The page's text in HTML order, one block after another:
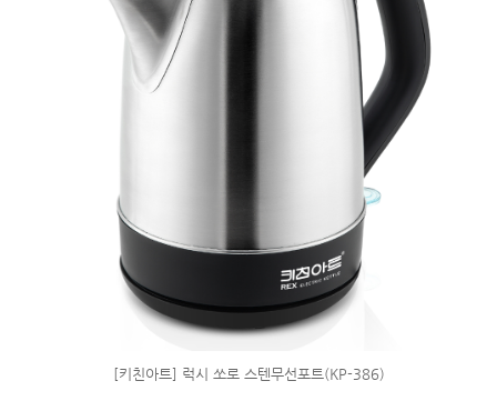
[키친아트] 럭시 쏘로 스텐무선포트(KP-386)